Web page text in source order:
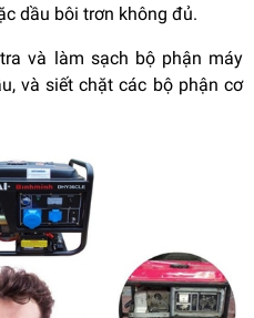
dầu bôi trơn không đủ.
và làm sạch bộ phận máy
và siết chặt các bộ phận cơ